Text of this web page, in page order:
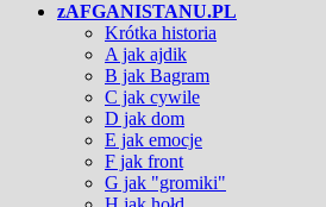
zAFGANISTANU.PL
Krótka historia
A jak ajdik
B jak Bagram
C jak cywile
D jak dom
E jak emocje
F jak front
G jak "gromiki"